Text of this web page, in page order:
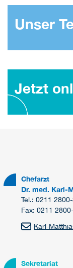
Unser
Jetzt
Chefarzt
Dr. med. Karl-
Tel.: 0211
Fax: 0211
Karl-
Sekretariat